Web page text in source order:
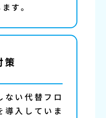
す。
策
ない代替フロ
導入していま